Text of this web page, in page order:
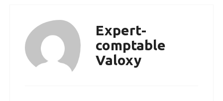
Expert-
comptable
Valoxy